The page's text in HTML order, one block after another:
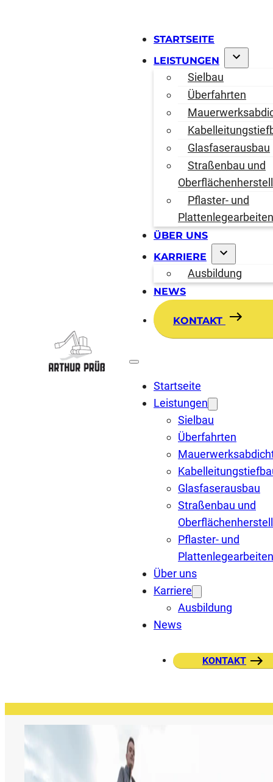
STARTSEITE
LEISTUNGEN
Sielbau
Überfahrten
Glasfaserausbau
Straßenbau und
Pflaster- und
Plattenlegearbeiten
ÜBER UNS
KARRIERE
Ausbildung
NEWS
KONTAKT
Startseite
Leistungen
Sielbau
Überfahrten
Glasfaserausbau
Straßenbau und
Pflaster- und
Plattenlegearbeiten
Über uns
Karriere
Ausbildung
News
KONTAKT